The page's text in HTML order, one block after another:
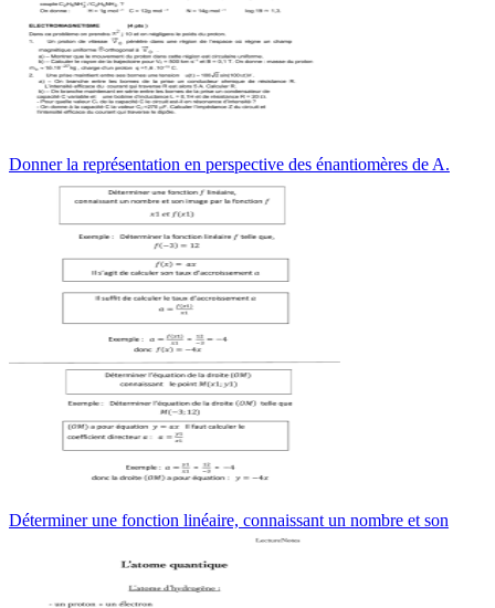
Donner la représentation en perspective des énantiomères de A.
Déterminer une fonction linéaire, connaissant un nombre et son